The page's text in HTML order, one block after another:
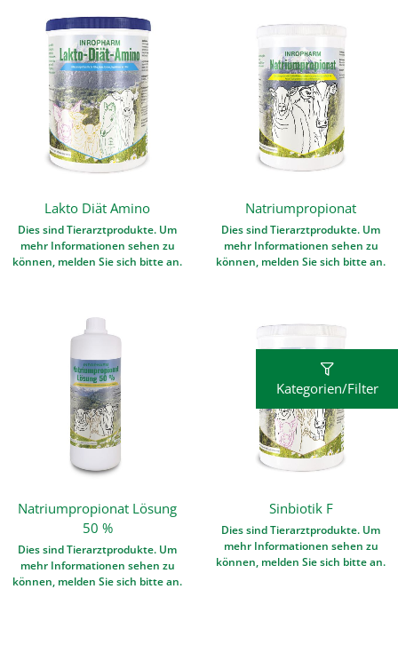
Lakto Diät Amino
Dies sind Tierarztprodukte. Um
mehr Informationen sehen zu
können, melden Sie sich bitte an.
Natriumpropionat
Dies sind Tierarztprodukte. Um
mehr Informationen sehen zu
können, melden Sie sich bitte an.
Natriumpropionat Lösung
50 %
Dies sind Tierarztprodukte. Um
mehr Informationen sehen zu
können, melden Sie sich bitte an.
Sinbiotik F
Dies sind Tierarztprodukte. Um
mehr Informationen sehen zu
können, melden Sie sich bitte an.
Kategorien/Filter